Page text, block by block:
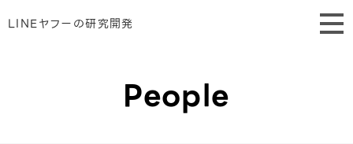
LINEヤフーの研究開発
People